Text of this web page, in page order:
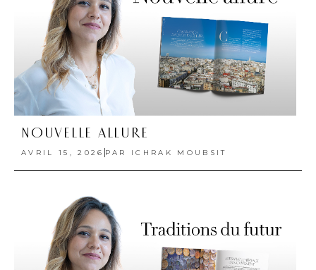
NOUVELLE ALLURE
AVRIL 15, 2026 PAR ICHRAK MOUBSIT